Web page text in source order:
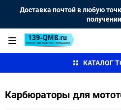
Доставка почтой в любую
КАТАЛОГ
Карбюраторы для